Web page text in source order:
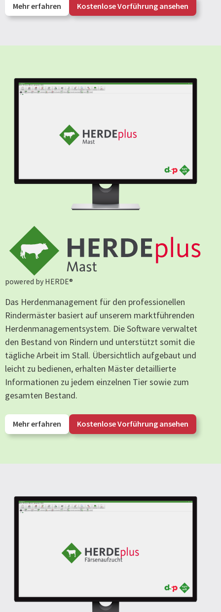
Mehr erfahren Kostenlose Vorführung ansehen
powered by HERDE®
Das Herdenmanagement für den professionellen
Rindermäster basiert auf unserem marktführenden
Herdenmanagementsystem. Die Software verwaltet
den Bestand von Rindern und unterstützt somit die
tägliche Arbeit im Stall. Übersichtlich aufgebaut und
leicht zu bedienen, erhalten Mäster detaillierte
Informationen zu jedem einzelnen Tier sowie zum
gesamten Bestand.
Mehr erfahren Kostenlose Vorführung ansehen